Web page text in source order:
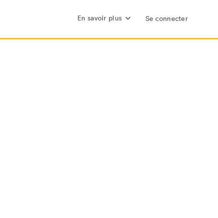
En savoir plus Se connecter